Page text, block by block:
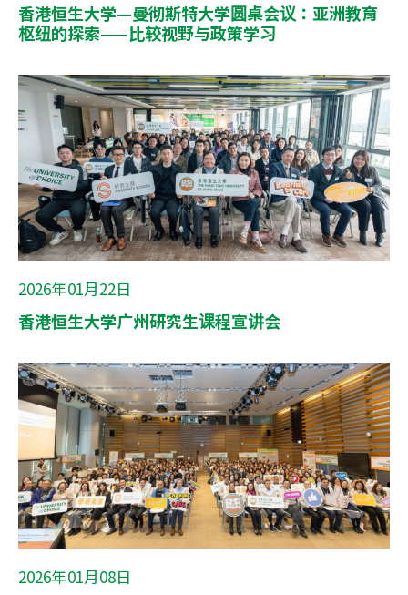
香港恒生大学—曼彻斯特大学圆桌会议：亚洲教育
枢纽的探索——比较视野与政策学习
香港恒生大学广州研究生课程宣讲会
2026年01月22日
2026年01月08日